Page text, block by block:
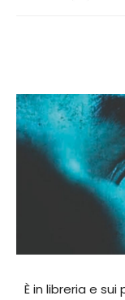
È in libreria e sui